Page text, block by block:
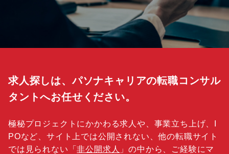
求人探しは、パソナキャリアの転職コンサル
タントへお任せください。
極秘プロジェクトにかかわる求人や、事業立ち上げ、I
POなど、サイト上では公開されない、他の転職サイト
では見られない「非公開求人 」の中から、ご経験にマ